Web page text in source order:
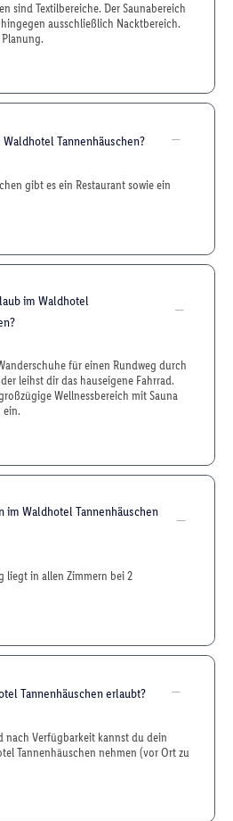
sind Textilbereiche. Der Saunabereich
ausschließlich Nacktbereich.
Tannenhäuschen?
gibt es ein Restaurant sowie ein
im Waldhotel
für einen Rundweg durch
leihst dir das hauseigene Fahrrad.
Wellnessbereich mit Sauna
ein.
im Waldhotel Tannenhäuschen
liegt in allen Zimmern bei 2
Tannenhäuschen erlaubt?
nach Verfügbarkeit kannst du dein
Tannenhäuschen nehmen (vor Ort zu